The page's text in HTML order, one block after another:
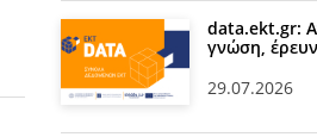
data.ekt.gr:
γνώση,
29.07.2026